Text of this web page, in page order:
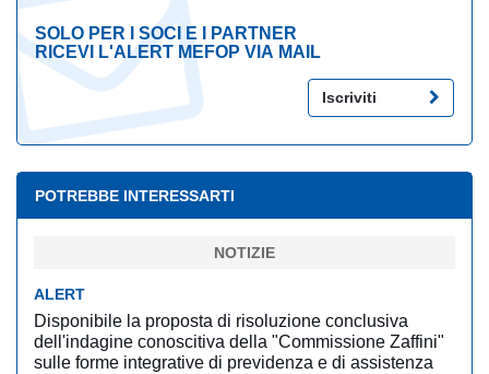
SOLO PER I SOCI E I PARTNER
RICEVI L'ALERT MEFOP VIA MAIL
Iscriviti
POTREBBE INTERESSARTI
NOTIZIE
ALERT
Disponibile la proposta di risoluzione conclusiva
dell'indagine conoscitiva della "Commissione Zaffini"
sulle forme integrative di previdenza e di assistenza